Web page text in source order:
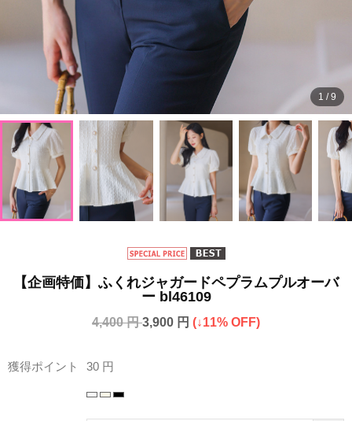
1 /9
【企画特価】ふくれジャガードペプラムプルオーバ
ー bl46109
4,400 円3,900 円 (↓11% OFF)
獲得ポイント 30 円